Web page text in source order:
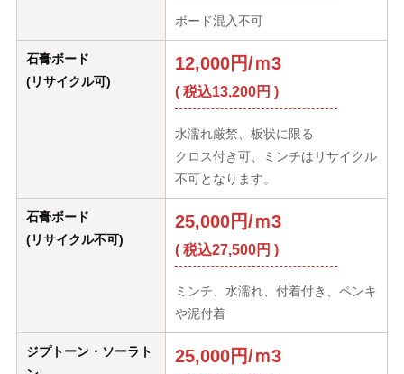
ボード混入不可
石膏ボード
(リサイクル可)
12,000円/ｍ3
( 税込13,200円 )
水濡れ厳禁、板状に限る
クロス付き可、ミンチはリサイクル
不可となります。
石膏ボード
(リサイクル不可)
25,000円/ｍ3
( 税込27,500円 )
ミンチ、水濡れ、付着付き、ペンキ
や泥付着
ジプトーン・ソーラト
25,000円/ｍ3